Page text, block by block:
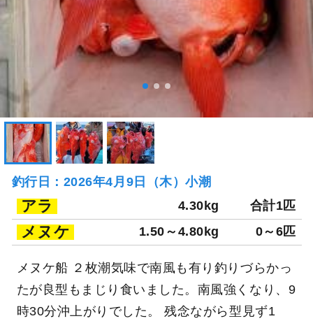
釣行日：2026年4月9日（木）小潮
アラ 4.30kg 合計1匹
メヌケ 1.50～4.80kg 0～6匹
メヌケ船 ２枚潮気味で南風も有り釣りづらかっ
たが良型もまじり食いました。南風強くなり、9
時30分沖上がりでした。 残念ながら型見ず1